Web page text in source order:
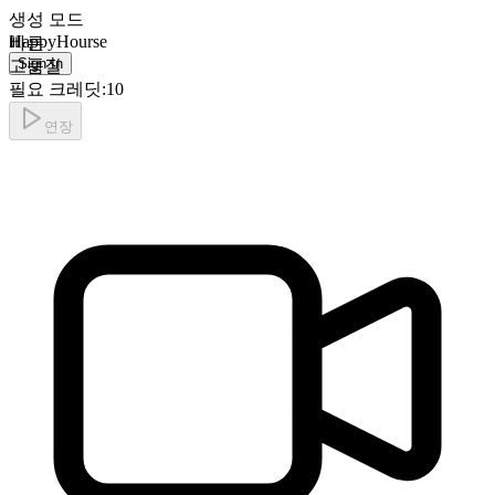
HappyHourse
Sign In
생성 모드
빠른
고품질
필요 크레딧:10
연장